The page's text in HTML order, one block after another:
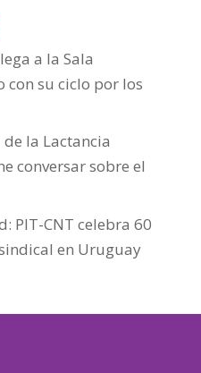
a la Sala
con su ciclo por los
la Lactancia
conversar sobre el
PIT-CNT celebra 60
en Uruguay